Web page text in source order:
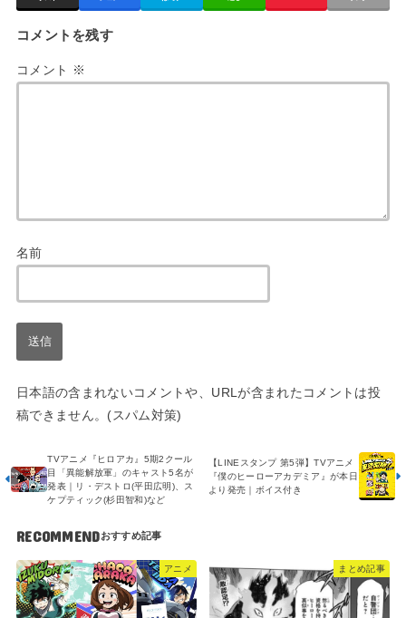
コメントを残す
コメント ※
名前
日本語の含まれないコメントや、URLが含まれたコメントは投
稿できません。(スパム対策)
【LINEスタンプ 第5弾】TVアニメ
『僕のヒーローアカデミア』が本日
より発売｜ボイス付き
TVアニメ『ヒロアカ』5期2クール
目「異能解放軍」のキャスト5名が
発表｜リ・デストロ(平田広明)、ス
ケプティック(杉田智和)など
RECOMMEND
アニメ まとめ記事